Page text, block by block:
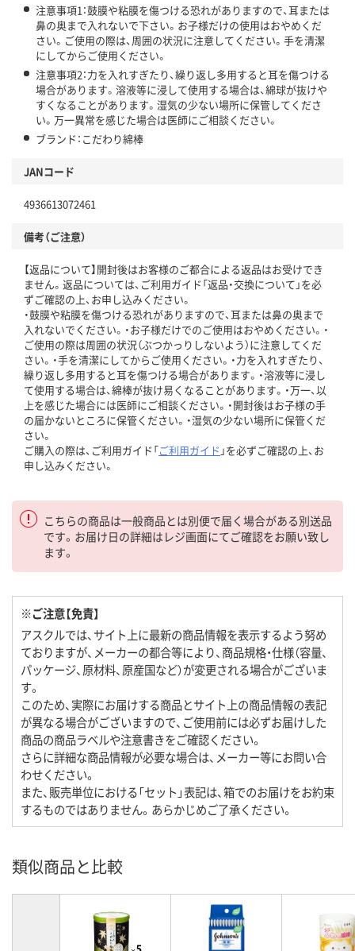
注意事項1：鼓膜や粘膜を傷つける恐れがありますので、耳または
鼻の奥まで入れないで下さい。お子様だけの使用はおやめくだ
さい。ご使用の際は、周囲の状況に注意してください。手を清潔
にしてからご使用ください。
注意事項2：力を入れすぎたり、繰り返し多用すると耳を傷つける
場合があります。溶液等に浸して使用する場合は、綿球が抜けや
すくなることがあります。湿気の少ない場所に保管してくださ
い。万一異常を感じた場合は医師にご相談ください。
ブランド：こだわり綿棒
JANコード
4936613072461
備考（ご注意）
【返品について】開封後はお客様のご都合による返品はお受けでき
ません。返品については、ご利用ガイド「返品・交換について」を必
ずご確認の上、お申し込みください。
・鼓膜や粘膜を傷つける恐れがありますので、耳または鼻の奥まで
入れないでください。・お子様だけでのご使用はおやめください。・
ご使用の際は周囲の状況（ぶつかっりしないよう）に注意してくだ
さい。・手を清潔にしてからご使用ください。・力を入れすぎたり、
繰り返し多用すると耳を傷つける場合があります。・溶液等に浸し
て使用する場合は、綿棒が抜け易くなることがあります。・万一、以
上を感じた場合には医師にご相談ください。・開封後はお子様の手
の届かないところに保管ください。・湿気の少ない場所に保管くだ
さい。
ご購入の際は、ご利用ガイド「ご利用ガイド 」を必ずご確認の上、お
申し込みください。
こちらの商品は一般商品とは別便で届く場合がある別送品
です。お届け日の詳細はレジ画面にてご確認をお願い致し
ます。
※ご注意【免責】
アスクルでは、サイト上に最新の商品情報を表示するよう努め
ておりますが、メーカーの都合等により、商品規格・仕様（容量、
パッケージ、原材料、原産国など）が変更される場合がございま
す。
このため、実際にお届けする商品とサイト上の商品情報の表記
が異なる場合がございますので、ご使用前には必ずお届けした
商品の商品ラベルや注意書きをご確認ください。
さらに詳細な商品情報が必要な場合は、メーカー等にお問い合
わせください。
また、販売単位における「セット」表記は、箱でのお届けをお約束
するものではありません。あらかじめご了承ください。
類似商品と比較